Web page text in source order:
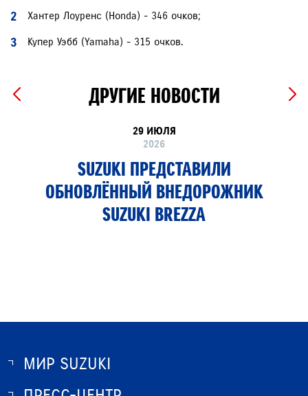
Хантер Лоуренс (Honda) - 346 очков;
Купер Уэбб (Yamaha) - 315 очков.
ДРУГИЕ НОВОСТИ
29 ИЮЛЯ
2026
SUZUKI ПРЕДСТАВИЛИ
ОБНОВЛЁННЫЙ ВНЕДОРОЖНИК
SUZUKI BREZZA
МИР SUZUKI
О SUZUKI